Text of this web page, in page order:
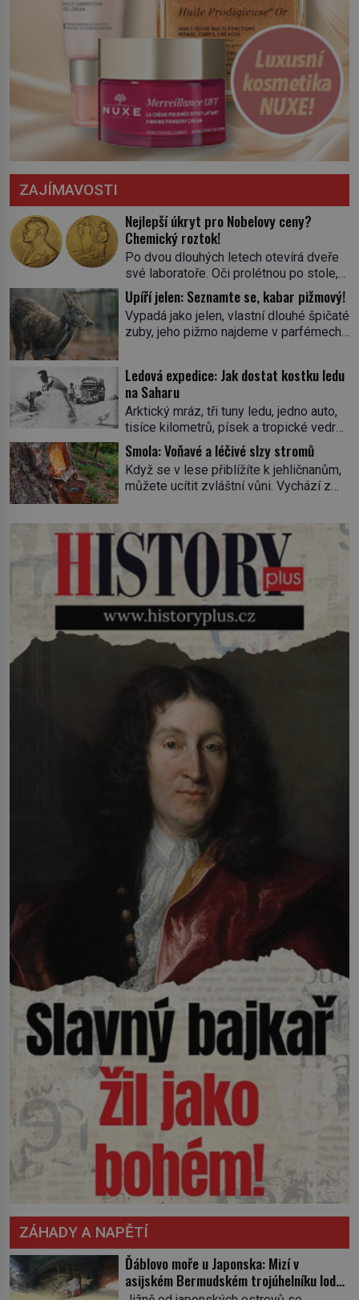
ZAJÍMAVOSTI
Nejlepší úkryt pro Nobelovy ceny?
Chemický roztok!
Po dvou dlouhých letech otevírá dveře
své laboratoře. Oči prolétnou po stole,
aby pak ulpěly na regálu, kde se nachází
všemožné látky. Hledá žluto-oranžovou
tekutinu, jakmile ji zahlédne, nesmírně
se mu uleví. Teď může svůj plán
skrývá směs s názvem lučavka
královská. Svůj přídomek nemá pro nic
za nic, […]
Upíří jelen: Seznamte se, kabar pižmový!
Vypadá jako jelen, vlastní dlouhé špičaté
zuby, jeho pižmo najdeme v parfémech
jediného zástupce zvířecí říše – kabara
pižmového. V Evropě ho jako první
popíše švédský botanik Carl Linné
(1707–1778), jenže v Asii o něm ví už
celá staletí. Zvíře připomíná jelena,
v kohoutku dosahuje […]
Ledová expedice: Jak dostat kostku ledu
na Saharu
Arktický mráz, tři tuny ledu, jedno auto,
tisíce kilometrů, písek a tropické vedro.
To je ve zkratce zdánlivě nesplnitelná
výzva, která se promění v úžasné
dobrodružství a důkaz, že nic není
nemožné. Vše začíná na podzim 1958
neobvyklou výzvou. Tomu, kdo dokáže
dopravit ze severního polárního kruhu
na […]
Smola: Voňavé a léčivé slzy stromů
Když se v lese přiblížíte k jehličnanům,
můžete ucítit zvláštní vůni. Vychází z
právě v ní je síla stromu. Smola také
patří k nejstarším surovinám, s nimiž
lidstvo pracovalo. Chrání strom před
infekcí, hmyzem a vysycháním. Dá se
říct, že je to přírodní […]
ZÁHADY A NAPĚTÍ
Ďáblovo moře u Japonska: Mizí v
asijském Bermudském trojúhelníku lodě